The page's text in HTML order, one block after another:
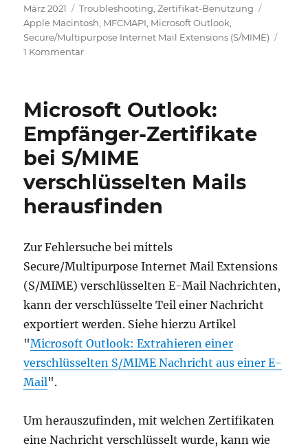
Veröffentlicht
am
März 2021 Kategorien
Troubleshooting ,Zertifikat-Benutzung
Apple Macintosh MFCMAPI Microsoft Outlook
Secure/Multipurpose Internet Mail Extensions (S/MIME)
1 Kommentarzu
S/MIME
E-
Mails
können
nicht
geöffnet
werden.
die
Fehlermeldung
"Interner
Microsoft Outlook:
Empfänger-Zertifikate
bei S/MIME
verschlüsselten Mails
herausfinden
Zur Fehlersuche bei mittels
Secure/Multipurpose Internet Mail Extensions
(S/MIME) verschlüsselten E-Mail Nachrichten,
kann der verschlüsselte Teil einer Nachricht
exportiert werden. Siehe hierzu Artikel
"Microsoft Outlook: Extrahieren einer
verschlüsselten S/MIME Nachricht aus einer E-
Mail".
Um herauszufinden, mit welchen Zertifikaten
eine Nachricht verschlüsselt wurde, kann wie